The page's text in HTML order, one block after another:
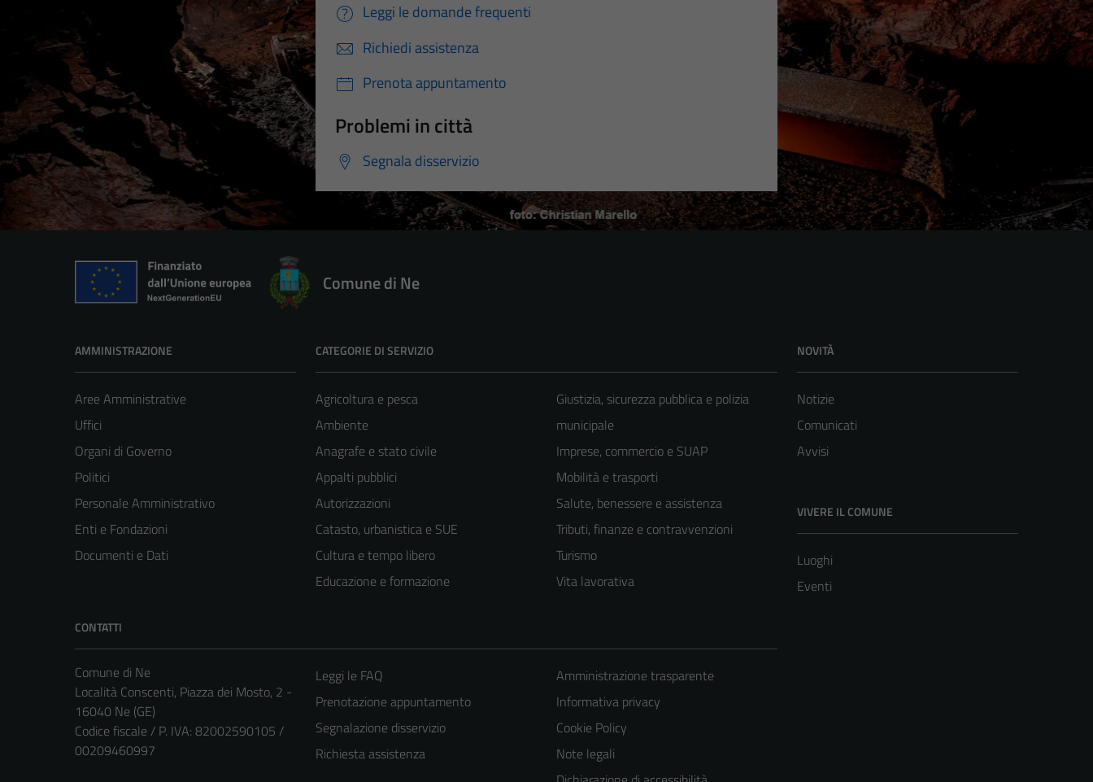
Leggi le domande frequenti
Richiedi assistenza
Prenota appuntamento
Problemi in città
Segnala disservizio
Comune di Ne
AMMINISTRAZIONE
Aree Amministrative
Uffici
Organi di Governo
Politici
Personale Amministrativo
Enti e Fondazioni
Documenti e Dati
CATEGORIE DI SERVIZIO
Agricoltura e pesca
Ambiente
Anagrafe e stato civile
Appalti pubblici
Autorizzazioni
Catasto, urbanistica e SUE
Cultura e tempo libero
Educazione e formazione
Giustizia, sicurezza pubblica e polizia
municipale
Imprese, commercio e SUAP
Mobilità e trasporti
Salute, benessere e assistenza
Tributi, finanze e contravvenzioni
Turismo
Vita lavorativa
NOVITÀ
Notizie
Comunicati
Avvisi
VIVERE IL COMUNE
Luoghi
Eventi
CONTATTI
Comune di Ne
Località Conscenti, Piazza dei Mosto, 2 -
16040 Ne (GE)
Codice fiscale / P. IVA: 82002590105 /
00209460997
Leggi le FAQ
Prenotazione appuntamento
Segnalazione disservizio
Richiesta assistenza
Amministrazione trasparente
Informativa privacy
Cookie Policy
Note legali
Tecnici
Questi cookie
sono necessari
per il